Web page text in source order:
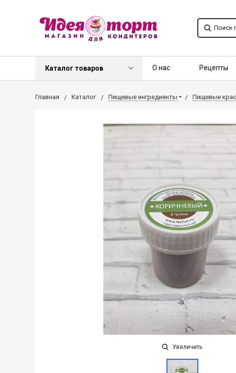
Каталог товаров О нас Рецепты
Главная Каталог Пищевые ингредиенты Пищевые
Увеличить